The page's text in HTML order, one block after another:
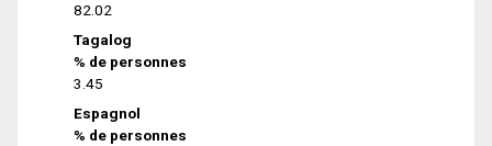
82.02
Tagalog
% de personnes
3.45
Espagnol
% de personnes